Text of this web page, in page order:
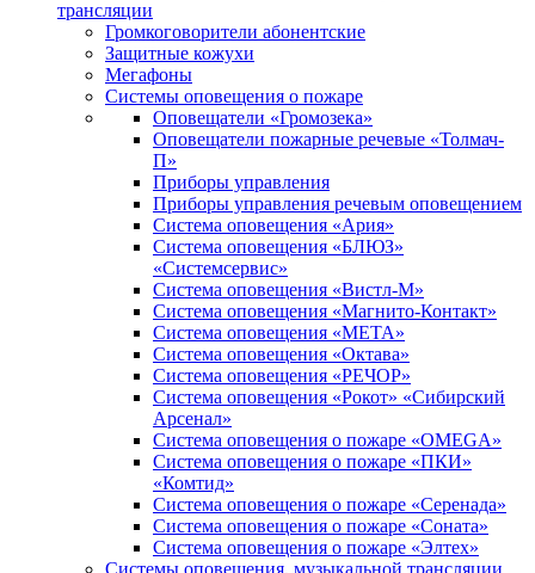
трансляции
Громкоговорители абонентские
Защитные кожухи
Мегафоны
Системы оповещения о пожаре
Оповещатели «Громозека»
Оповещатели пожарные речевые «Толмач-
П»
Приборы управления
Приборы управления речевым оповещением
Система оповещения «Ария»
Система оповещения «БЛЮЗ»
«Системсервис»
Система оповещения «Вистл-М»
Система оповещения «Магнито-Контакт»
Система оповещения «МЕТА»
Система оповещения «Октава»
Система оповещения «РЕЧОР»
Система оповещения «Рокот» «Сибирский
Арсенал»
Система оповещения о пожаре «OMEGA»
Система оповещения о пожаре «ПКИ»
«Комтид»
Система оповещения о пожаре «Серенада»
Система оповещения о пожаре «Соната»
Система оповещения о пожаре «Элтех»
Системы оповещения, музыкальной трансляции